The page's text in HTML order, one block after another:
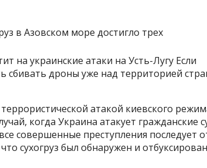
на украинские атаки на Усть-Лугу Если
сбивать дроны уже над территорией
атакой киевского
когда Украина атакует гражданские
совершенные преступления последует
сухогруз был обнаружен и